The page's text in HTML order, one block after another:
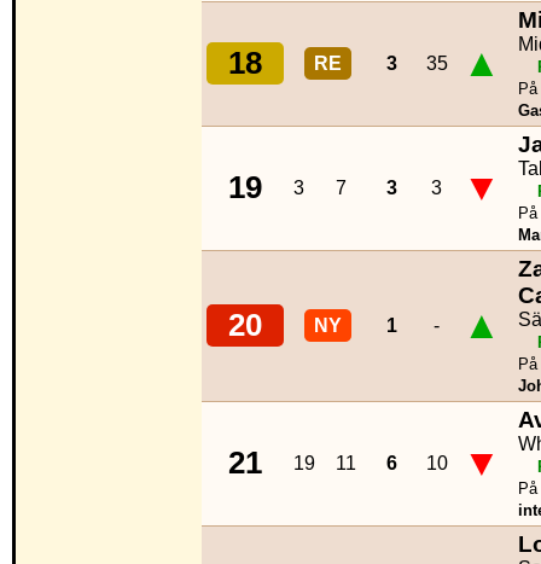
18 RE 3 35 ▲
19 3 7 3 3 ▼
20 NY 1 - ▲
21 19 11 6 10 ▼